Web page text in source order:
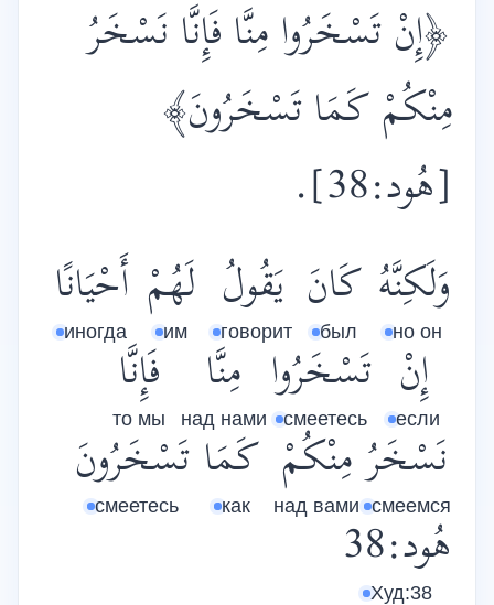
﴿إِنْ تَسْخَرُوا مِنَّا فَإِنَّا نَسْخَرُ
مِنْكُمْ كَمَا تَسْخَرُونَ﴾
[هُود:38].
وَلَكِنَّهُ
но он
كَانَ
был
يَقُولُ
говорит
لَهُمْ
им
أَحْيَانًا
иногда
إِنْ
если
تَسْخَرُوا
смеетесь
مِنَّا
над нами
فَإِنَّا
то мы
نَسْخَرُ
смеемся
مِنْكُمْ
над вами
كَمَا
как
تَسْخَرُونَ
смеетесь
هُود:38
Худ:38